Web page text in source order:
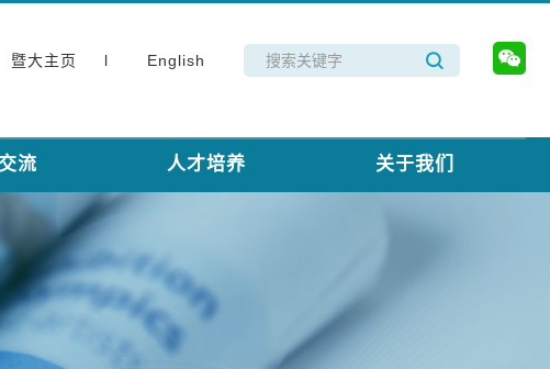
English
暨大主页 l
流 人才培养 关于我们